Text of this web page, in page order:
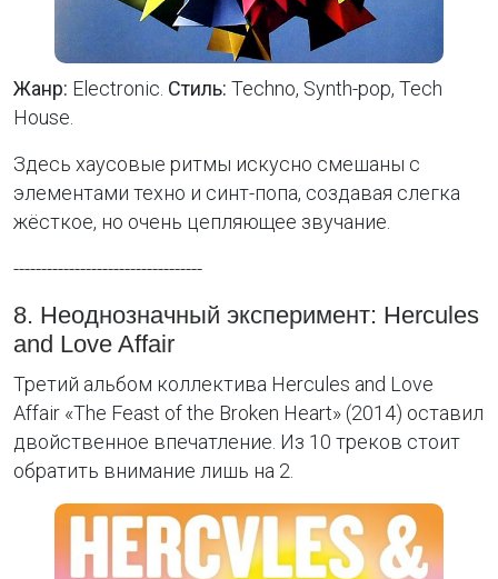
Жанр: Electronic. Стиль: Techno, Synth-pop, Tech
House.
Здесь хаусовые ритмы искусно смешаны с
элементами техно и синт-попа, создавая слегка
жёсткое, но очень цепляющее звучание.
----------------------------------
8. Неоднозначный эксперимент: Hercules
and Love Affair
Третий альбом коллектива Hercules and Love
Affair «The Feast of the Broken Heart» (2014) оставил
двойственное впечатление. Из 10 треков стоит
обратить внимание лишь на 2.